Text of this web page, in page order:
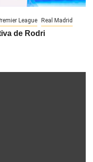
League Real Madrid
de Rodri